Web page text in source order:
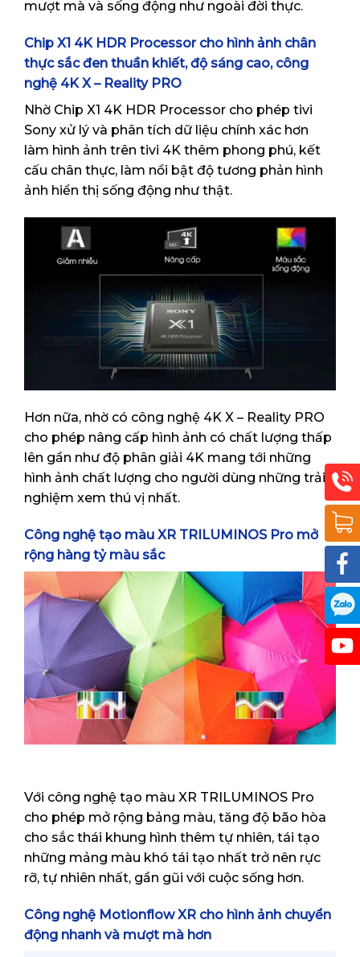
mượt mà và sống động như ngoài đời thực.
Chip X1 4K HDR Processor cho hình ảnh chân
thực sắc đen thuần khiết, độ sáng cao, công
nghệ 4K X – Reality PRO
Nhờ Chip X1 4K HDR Processor cho phép tivi
Sony xử lý và phân tích dữ liệu chính xác hơn
làm hình ảnh trên tivi 4K thêm phong phú, kết
cấu chân thực, làm nổi bật độ tương phản hình
ảnh hiển thị sống động như thật.
Hơn nữa, nhờ có công nghệ 4K X – Reality PRO
cho phép nâng cấp hình ảnh có chất lượng thấp
lên gần như độ phân giải 4K mang tới những
hình ảnh chất lượng cho người dùng những trải
nghiệm xem thú vị nhất.
Công nghệ tạo màu XR TRILUMINOS Pro mở
rộng hàng tỷ màu sắc
Với công nghệ tạo màu XR TRILUMINOS Pro
cho phép mở rộng bảng màu, tăng độ bão hòa
cho sắc thái khung hình thêm tự nhiên, tái tạo
những mảng màu khó tái tạo nhất trở nên rực
rỡ, tự nhiên nhất, gần gũi với cuộc sống hơn.
Công nghệ Motionflow XR cho hình ảnh chuyển
động nhanh và mượt mà hơn